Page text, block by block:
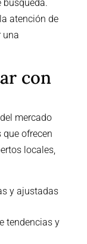
búsqueda.
atención de
una
con
mercado
ofrecen
locales,
y ajustadas
tendencias y